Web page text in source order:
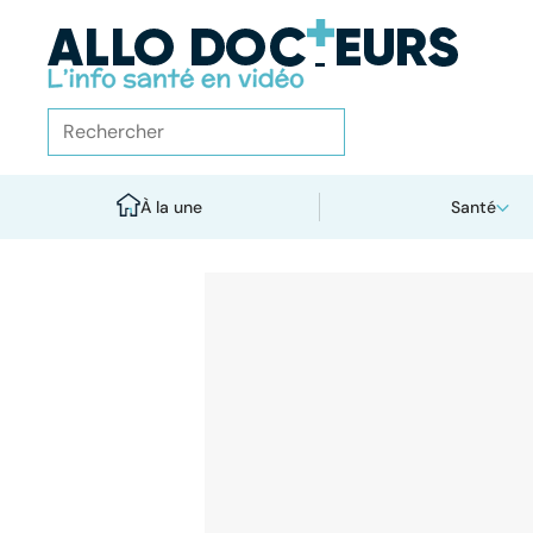
À la une Santé